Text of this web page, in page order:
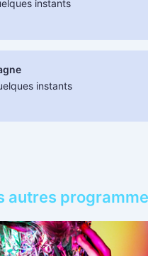
instants
instants
autres